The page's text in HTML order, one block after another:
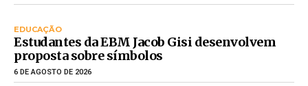
EDUCAÇÃO
Estudantes da EBM Jacob Gisi desenvolvem
proposta sobre símbolos
6 DE AGOSTO DE 2026